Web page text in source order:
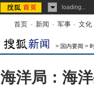
loading...
首页 - 新闻 - 军事 - 文化
> 国内要闻 >
海洋局：海